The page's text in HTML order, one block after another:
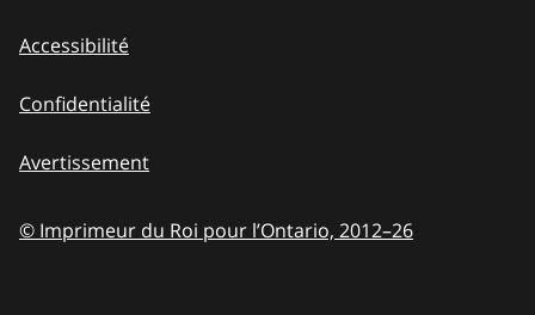
Accessibilité
Confidentialité
Avertissement
© Imprimeur du Roi pour l’Ontario, 2012–26